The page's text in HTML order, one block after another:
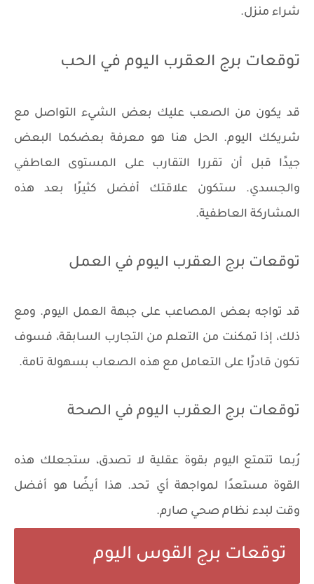
شراء منزل.
توقعات برج العقرب اليوم في الحب
قد يكون من الصعب عليك بعض الشيء التواصل مع
شريكك اليوم. الحل هنا هو معرفة بعضكما البعض
جيدًا قبل أن تقررا التقارب على المستوى العاطفي
والجسدي. ستكون علاقتك أفضل كثيرًا بعد هذه
المشاركة العاطفية.
توقعات برج العقرب اليوم في العمل
قد تواجه بعض المصاعب على جبهة العمل اليوم. ومع
ذلك، إذا تمكنت من التعلم من التجارب السابقة، فسوف
تكون قادرًا على التعامل مع هذه الصعاب بسهولة تامة.
توقعات برج العقرب اليوم في الصحة
رُبما تتمتع اليوم بقوة عقلية لا تصدق، ستجعلك هذه
القوة مستعدًا لمواجهة أي تحد. هذا أيضًا هو أفضل
وقت لبدء نظام صحي صارم.
توقعات برج القوس اليوم